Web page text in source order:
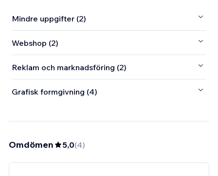
Mindre uppgifter (2)
Webshop (2)
Reklam och marknadsföring (2)
Grafisk formgivning (4)
Omdömen 5,0(4)